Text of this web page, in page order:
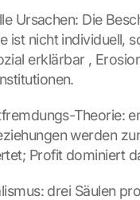
Ursachen: Die
ist nicht individuell,
erklärbar ,
Entfremdungs-Theorie:
werden
Profit dominiert
drei Säulen